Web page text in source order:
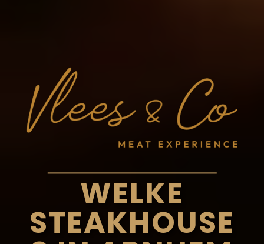
WELKE
STEAKHOUSE